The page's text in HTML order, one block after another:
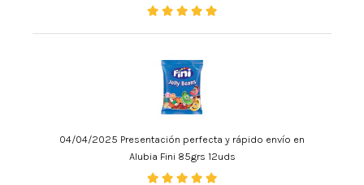
04/04/2025 Presentación perfecta y rápido envío en
Alubia Fini 85grs 12uds